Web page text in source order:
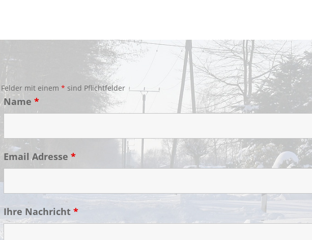
Felder mit einem * sind Pflichtfelder
Name *
Email Adresse *
Ihre Nachricht *